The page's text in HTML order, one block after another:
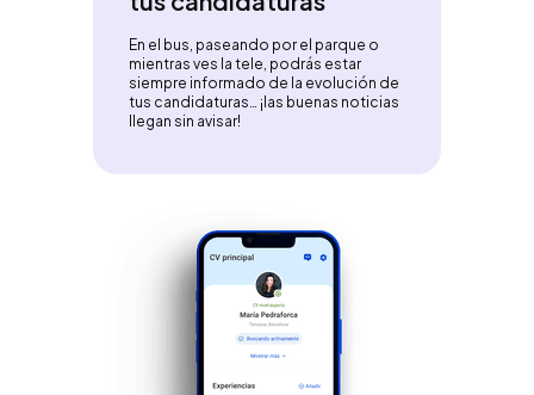
En el bus, paseando por el parque o
mientras ves la tele, podrás estar
siempre informado de la evolución de
tus candidaturas… ¡las buenas noticias
llegan sin avisar!